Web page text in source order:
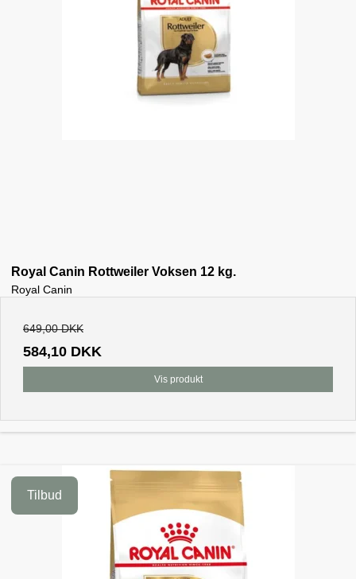
Royal Canin Rottweiler Voksen 12 kg.
Royal Canin
649,00 DKK
584,10 DKK
Vis produkt
Tilbud